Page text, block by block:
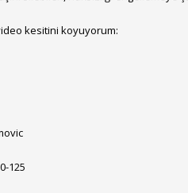
kesitini koyuyorum:
125